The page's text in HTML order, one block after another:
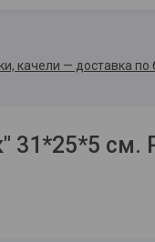
качели — доставка по
31*25*5 см.